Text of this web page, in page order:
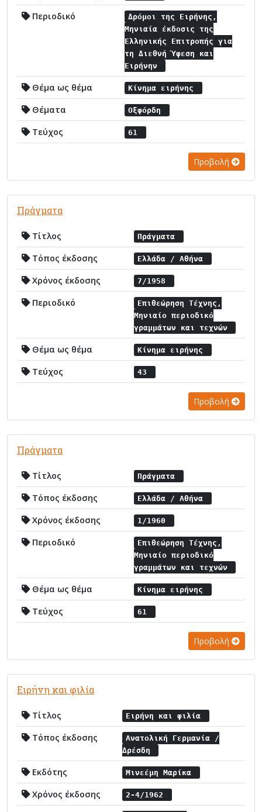
Περιοδικό
Δρόμοι της Ειρήνης,
Μηνιαία έκδοσις της
Ελληνικής Επιτροπής για
τη Διεθνή Ύφεση και
Ειρήνην
Θέμα ως θέμα Κίνημα ειρήνης
Θέματα Οξφόρδη
Τεύχος 61
Προβολή
Πράγματα
Τίτλος Πράγματα
Τόπος έκδοσης Ελλάδα / Αθήνα
Χρόνος έκδοσης 7/1958
Περιοδικό
Επιθεώρηση Τέχνης,
Μηνιαίο περιοδικό
γραμμάτων και τεχνών
Θέμα ως θέμα Κίνημα ειρήνης
Τεύχος 43
Προβολή
Πράγματα
Τίτλος Πράγματα
Τόπος έκδοσης Ελλάδα / Αθήνα
Χρόνος έκδοσης 1/1960
Περιοδικό
Επιθεώρηση Τέχνης,
Μηνιαίο περιοδικό
γραμμάτων και τεχνών
Θέμα ως θέμα Κίνημα ειρήνης
Τεύχος 61
Προβολή
Ειρήνη και φιλία
Τίτλος Ειρήνη και φιλία
Τόπος έκδοσης
Ανατολική Γερμανία /
Δρέσδη
Εκδότης Μινεέμη Μαρίκα
Χρόνος έκδοσης 2-4/1962